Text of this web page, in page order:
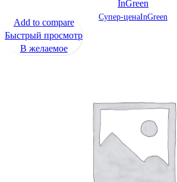
InGreen
Супер-ценаInGreen
Add to compare
Быстрый просмотр
В желаемое